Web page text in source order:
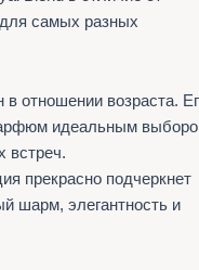
самых разных
отношении возраста.
идеальным
встреч.
прекрасно подчеркнет
шарм, элегантность и